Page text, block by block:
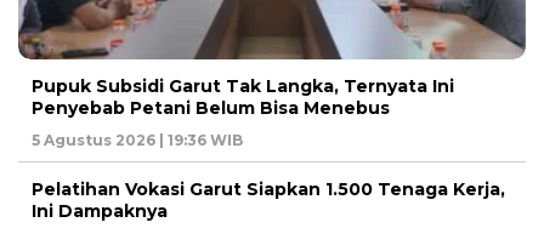
Pupuk Subsidi Garut Tak Langka, Ternyata Ini
Penyebab Petani Belum Bisa Menebus
5 Agustus 2026 | 19:36 WIB
Pelatihan Vokasi Garut Siapkan 1.500 Tenaga Kerja,
Ini Dampaknya